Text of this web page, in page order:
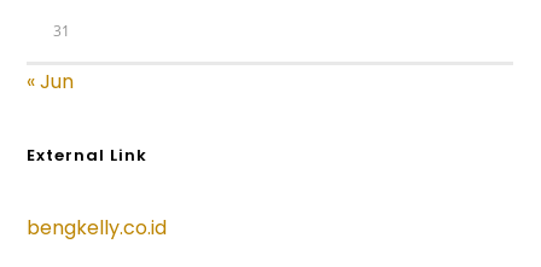
31
« Jun
External Link
bengkelly.co.id